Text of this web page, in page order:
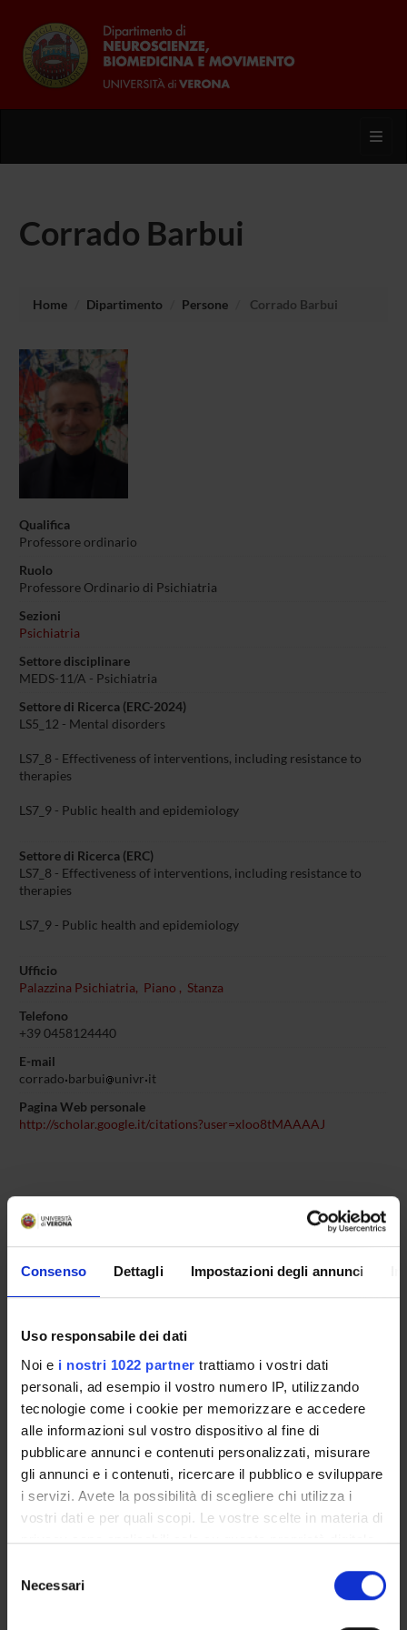
Consenso Dettagli Impostazioni degli annunci
Uso responsabile dei dati
Noi e i nostri 1022 partner trattiamo i vostri dati
personali, ad esempio il vostro numero IP, utilizzando
tecnologie come i cookie per memorizzare e accedere
alle informazioni sul vostro dispositivo al fine di
pubblicare annunci e contenuti personalizzati, misurare
gli annunci e i contenuti, ricercare il pubblico e sviluppare
i servizi. Avete la possibilità di scegliere chi utilizza i
vostri dati e per quali scopi. Le vostre scelte in materia di
privacy sono applicabili solo su questa proprietà digitale
modificare o revocare il proprio consenso in qualsiasi
momento dalla Dichiarazione sui cookie o facendo clic
delNecessari
Corrado Barbui
Home Dipartimento Persone Corrado Barbui
Qualifica
Professore ordinario
Ruolo
Professore Ordinario di Psichiatria
Sezioni
Psichiatria
Settore disciplinare
MEDS-11/A - Psichiatria
Settore di Ricerca (ERC-2024)
LS5_12 - Mental disorders
LS7_8 - Effectiveness of interventions, including resistance to
therapies
LS7_9 - Public health and epidemiology
Settore di Ricerca (ERC)
LS7_8 - Effectiveness of interventions, including resistance to
therapies
LS7_9 - Public health and epidemiology
Ufficio
Palazzina Psichiatria, Piano , Stanza
Telefono
+39 0458124440
E-mail
corrado barbui univr it
Pagina Web personale
http://scholar.google.it/citations?user=xloo8tMAAAAJ
PRESENTAZIONE
TERZA MISSIONE
RICERCA
PROGETTI
PUBBLICAZIONI
INCARICHI
GOVERNANCE